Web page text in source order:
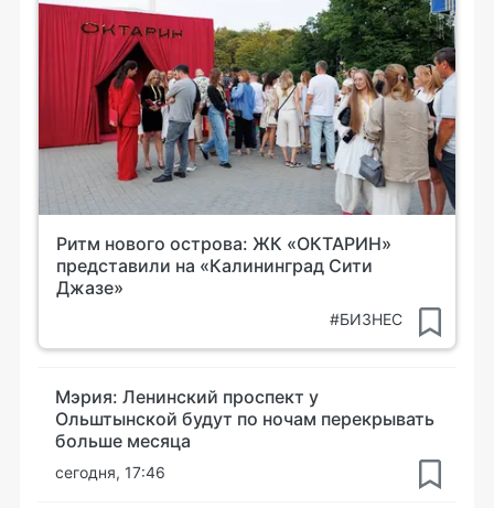
Ритм нового острова: ЖК «ОКТАРИН»
представили на «Калининград Сити
Джазе»
#БИЗНЕС
Мэрия: Ленинский проспект у
Ольштынской будут по ночам перекрывать
больше месяца
сегодня, 17:46